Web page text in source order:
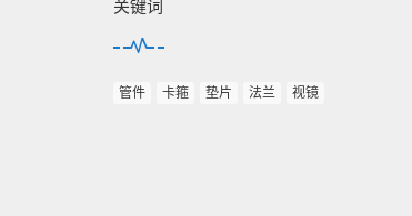
关键词
管件 卡箍 垫片 法兰 视镜